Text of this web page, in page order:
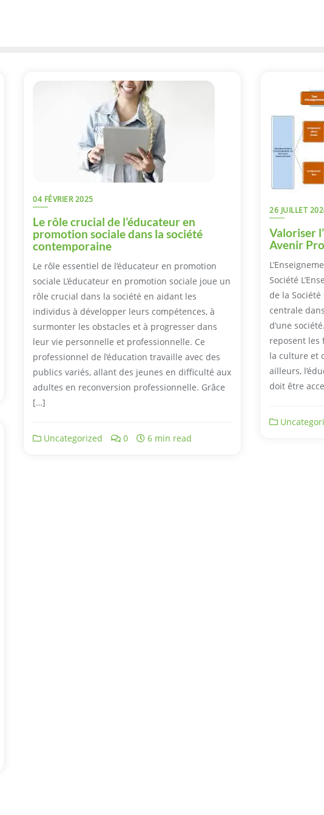
04 FÉVRIER 2025
Le rôle crucial de l’éducateur en
promotion sociale dans la société
contemporaine
Le rôle essentiel de l’éducateur en promotion
sociale L’éducateur en promotion sociale joue un
rôle crucial dans la société en aidant les
individus à développer leurs compétences, à
surmonter les obstacles et à progresser dans
leur vie personnelle et professionnelle. Ce
professionnel de l’éducation travaille avec des
publics variés, allant des jeunes en difficulté aux
adultes en reconversion professionnelle. Grâce
[…]
Uncategorized 0 6 min read
26 JUILLET
Valoriser
Avenir
Société
de la Société
centrale
d’une
reposent les
la culture et
ailleurs,
doit être